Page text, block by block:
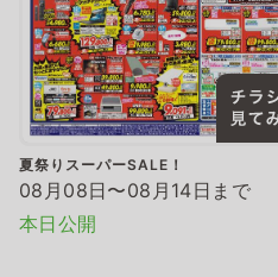
夏祭りスーパーSALE！
08月08日〜08月14日まで
本日公開